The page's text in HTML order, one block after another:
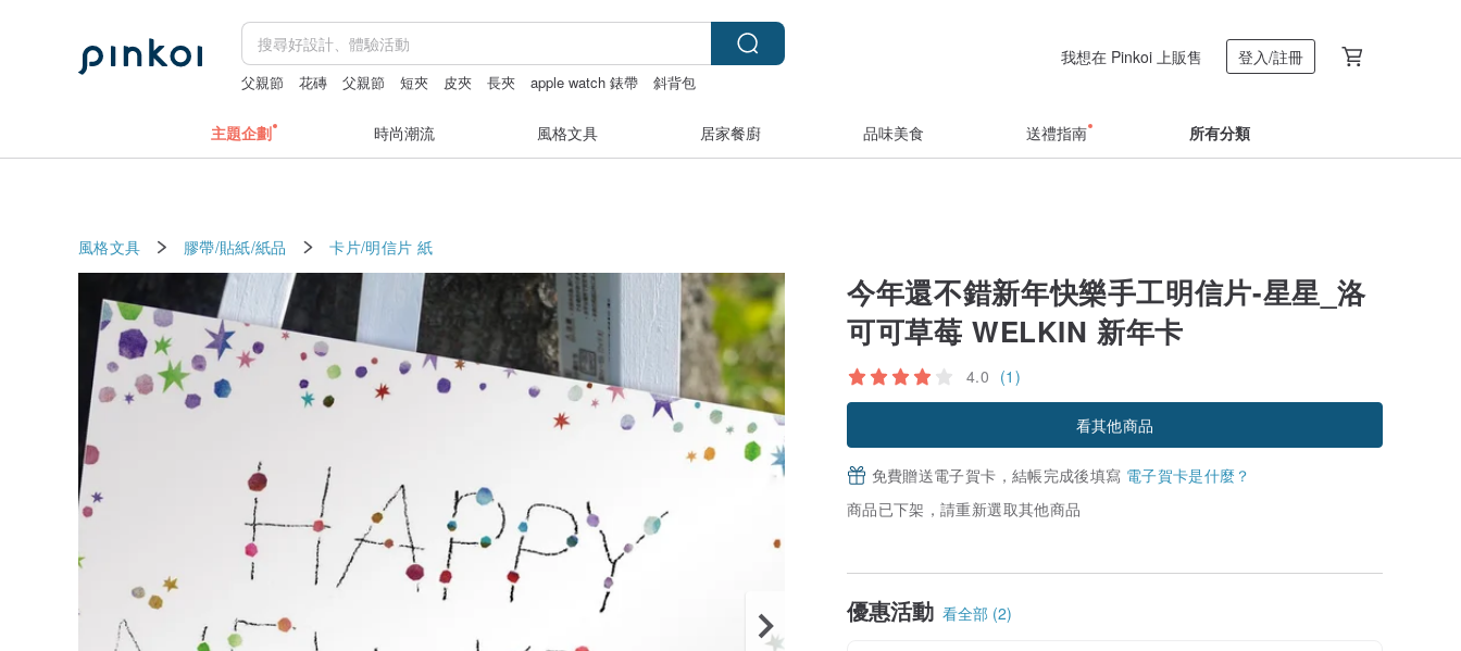
父親節 花磚 父親節 短夾 皮夾 長夾 apple watch 錶帶 斜背包
我想在 Pinkoi 上販售 登入/註冊
主題企劃 時尚潮流 風格文具 居家餐廚 品味美食 送禮指南 所有分類
風格文具 膠帶/貼紙/紙品 卡片/明信片 紙
今年還不錯新年快樂手工明信片-星星_洛
可可草莓 WELKIN 新年卡
4.0 (1)
看其他商品
免費贈送電子賀卡，結帳完成後填寫 電子賀卡是什麼？
商品已下架，請重新選取其他商品
優惠活動 看全部 (2)